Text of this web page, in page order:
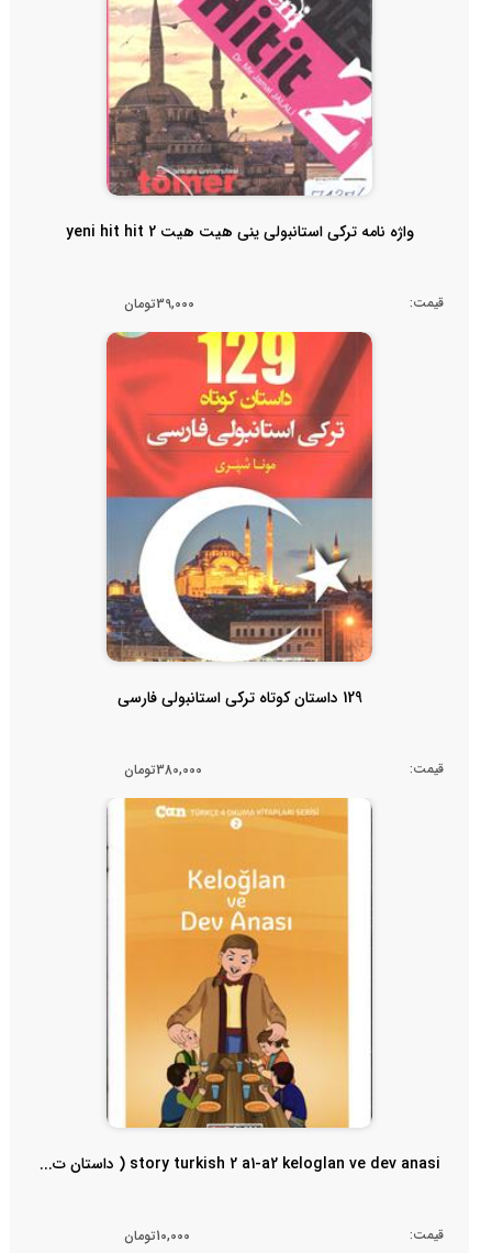
واژه نامه ترکی استانبولی ینی هیت هیت 2 yeni hit hit
قیمت: 39,000تومان
129 داستان کوتاه ترکی استانبولی فارسی
قیمت: 380,000تومان
story turkish 2 a1-a2 keloglan ve dev anasi ( داستان ت...
قیمت: 10,000تومان